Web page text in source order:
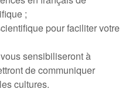
;
pour faciliter votre
sensibiliseront à
de communiquer
cultures.